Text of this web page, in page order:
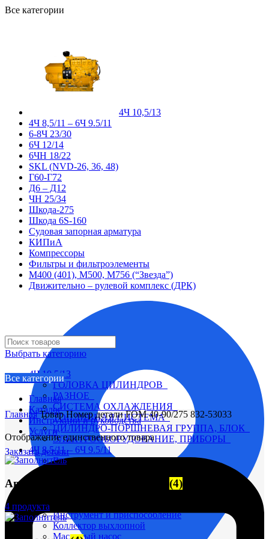
Все категории
4Ч 10,5/13
4Ч 8,5/11 – 6Ч 9.5/11
6-8Ч 23/30
6Ч 12/14
6ЧН 18/22
SKL (NVD-26, 36, 48)
Г60-Г72
Д6 – Д12
ЧН 25/34
Шкода-275
Шкода 6S-160
Судовая запорная арматура
КИПиА
Компрессоры
Фильтры и фильтроэлементы
М400 (401), М500, М756 (“Звезда”)
Движительно – рулевой комплекс (ДРК)
Выбрать категорию
4Ч 10,5/13
ГОЛОВКА ЦИЛИНДРОВ
РАЗНОЕ
СИСТЕМА ОХЛАЖДЕНИЯ
ТОПЛИВНАЯ СИСТЕМА
ЦИЛИНДРО-ПОРШНЕВАЯ ГРУППА, БЛОК
ЭЛЕКТРООБОРУДОВАНИЕ, ПРИБОРЫ
4Ч 8,5/11 – 6Ч 9.5/11
Вал коленчатый
Инструмент и приспособление
Коллектор выхлопной
Масляный насос
Все категории
Главная
Каталог
Инструкции и руководства
Услуги
Заказать детали
ГлавнаяТовар Номер деталиFOM 40-90/275 832-53033
Отображение единственного товара
Автоматические выключатели (4)
4 продукта